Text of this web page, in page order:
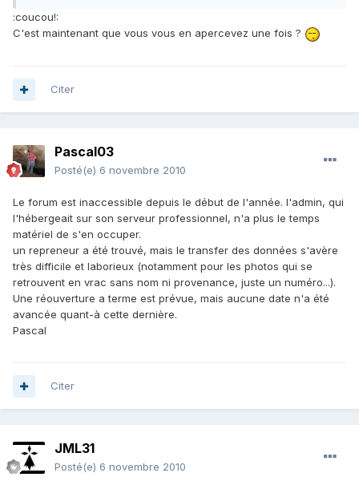
:coucou!:
C'est maintenant que vous vous en apercevez une fois ?
Citer
Pascal03
Posté(e) 6 novembre 2010
Le forum est inaccessible depuis le début de l'année. l'admin, qui
l'hébergeait sur son serveur professionnel, n'a plus le temps
matériel de s'en occuper.
un repreneur a été trouvé, mais le transfer des données s'avère
très difficile et laborieux (notamment pour les photos qui se
retrouvent en vrac sans nom ni provenance, juste un numéro...).
Une réouverture a terme est prévue, mais aucune date n'a été
avancée quant-à cette dernière.
Pascal
Citer
JML31
Posté(e) 6 novembre 2010